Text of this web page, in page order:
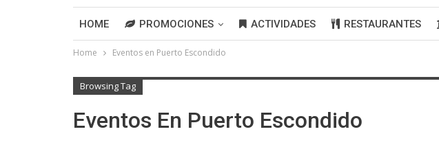
HOME PROMOCIONES ACTIVIDADES RESTAURANTES
Home Eventos en Puerto Escondido
Browsing Tag
Eventos En Puerto Escondido